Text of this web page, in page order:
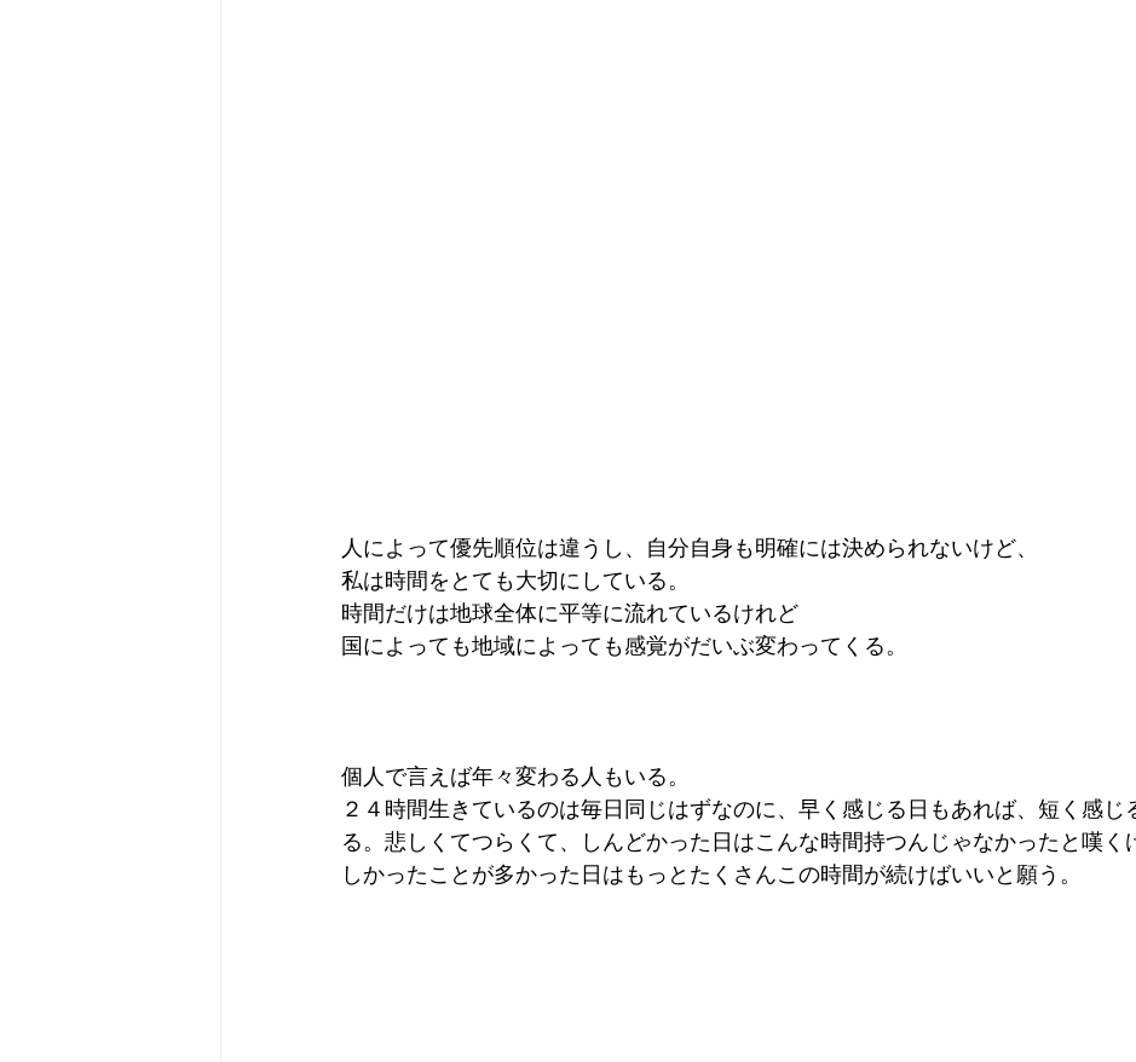
人によって優先順位は違うし、自分自身も明確には決められないけど、
私は時間をとても大切にしている。
時間だけは地球全体に平等に流れているけれど
国によっても地域によっても感覚がだいぶ変わってくる。
個人で言えば年々変わる人もいる。
２４時間生きているのは毎日同じはずなのに、早く感じる日もあれば、短く感じ
る。悲しくてつらくて、しんどかった日はこんな時間持つんじゃなかったと嘆く
しかったことが多かった日はもっとたくさんこの時間が続けばいいと願う。